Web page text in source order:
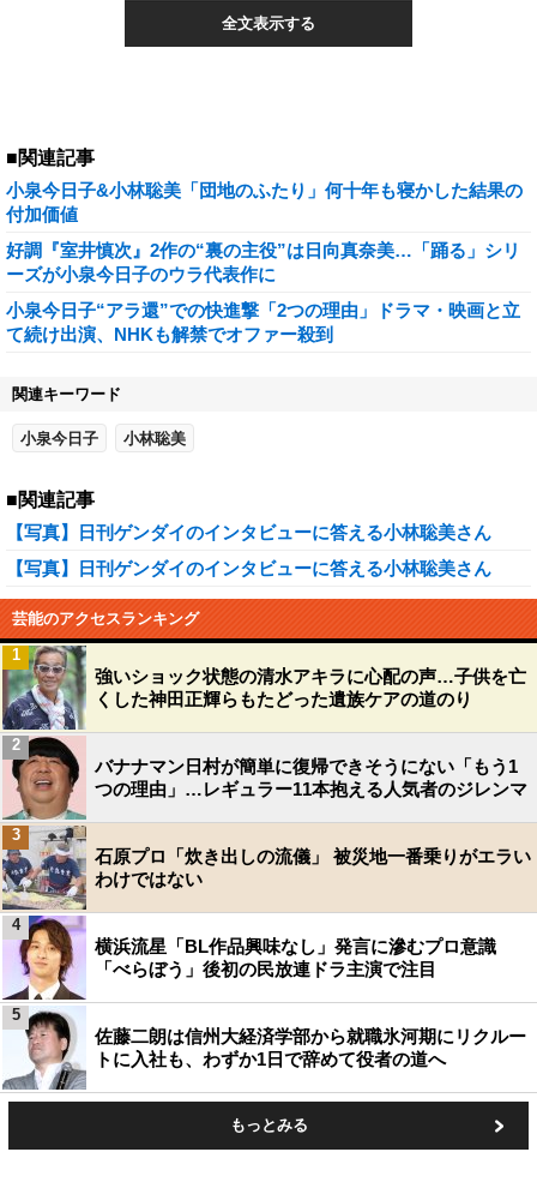
全文表示する
■関連記事
小泉今日子&小林聡美「団地のふたり」何十年も寝かした結果の
付加価値
好調『室井慎次』2作の“裏の主役”は日向真奈美…「踊る」シリ
ーズが小泉今日子のウラ代表作に
小泉今日子“アラ還”での快進撃「2つの理由」ドラマ・映画と立
て続け出演、NHKも解禁でオファー殺到
関連キーワード
小泉今日子 小林聡美
■関連記事
【写真】日刊ゲンダイのインタビューに答える小林聡美さん
【写真】日刊ゲンダイのインタビューに答える小林聡美さん
芸能のアクセスランキング
強いショック状態の清水アキラに心配の声…子供を亡
くした神田正輝らもたどった遺族ケアの道のり
1
バナナマン日村が簡単に復帰できそうにない「もう1
つの理由」…レギュラー11本抱える人気者のジレンマ
2
石原プロ「炊き出しの流儀」 被災地一番乗りがエラい
わけではない
3
横浜流星「BL作品興味なし」発言に滲むプロ意識
「べらぼう」後初の民放連ドラ主演で注目
4
佐藤二朗は信州大経済学部から就職氷河期にリクルー
トに入社も、わずか1日で辞めて役者の道へ
5
もっとみる